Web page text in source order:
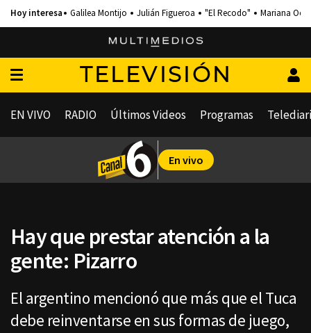
Galilea Montijo Julián Figueroa "El Recodo" Mariana
TELEVISIÓN
EN VIVO RADIO Últimos Videos Programas
En vivo
Hay que prestar atención a la
gente: Pizarro
El argentino mencionó que más que el Tuca
debe reinventarse en sus formas de juego,